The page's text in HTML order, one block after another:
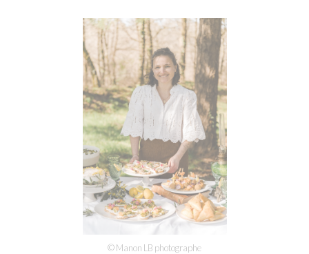
© Manon LB photographe